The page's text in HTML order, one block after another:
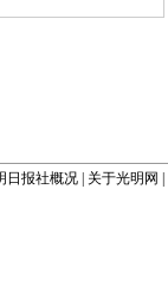
日报社概况 关于光明网